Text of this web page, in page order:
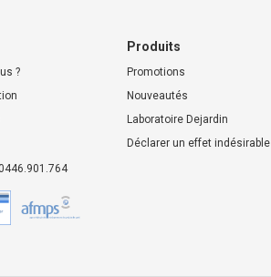
?
Produits
Promotions
Nouveautés
Laboratoire Dejardin
Déclarer un effet indésirable